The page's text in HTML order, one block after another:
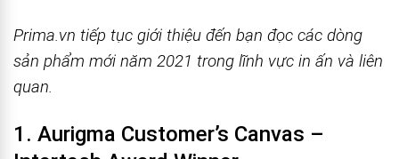
Prima.vn tiếp tục giới thiệu đến bạn đọc các dòng
sản phẩm mới năm 2021 trong lĩnh vực in ấn và liên
quan.
1. Aurigma Customer’s Canvas –